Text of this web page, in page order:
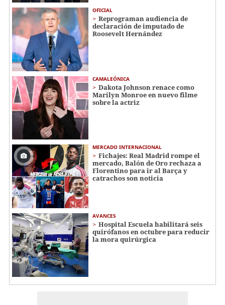
OFICIAL
Reprograman audiencia de
declaración de imputado de
Roosevelt Hernández
CAMALEÓNICA
Dakota Johnson renace como
Marilyn Monroe en nuevo filme
sobre la actriz
MERCADO INTERNACIONAL
Fichajes: Real Madrid rompe el
mercado, Balón de Oro rechaza a
Florentino para ir al Barça y
catrachos son noticia
AVANCES
Hospital Escuela habilitará seis
quirófanos en octubre para reducir
la mora quirúrgica